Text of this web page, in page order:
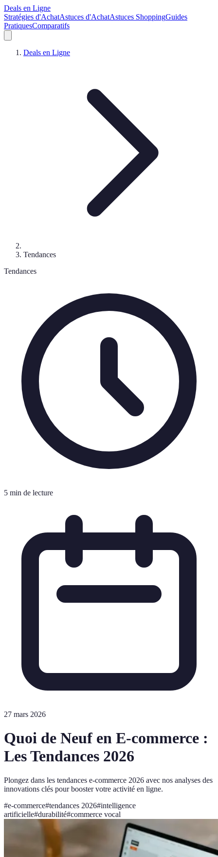
Deals en Ligne
Stratégies d'AchatAstuces d'AchatAstuces ShoppingGuides
PratiquesComparatifs
Deals en Ligne
Tendances
Tendances
5 min de lecture
27 mars 2026
Quoi de Neuf en E-commerce :
Les Tendances 2026
Plongez dans les tendances e-commerce 2026 avec nos analyses des
innovations clés pour booster votre activité en ligne.
#e-commerce#tendances 2026#intelligence
artificielle#durabilité#commerce vocal